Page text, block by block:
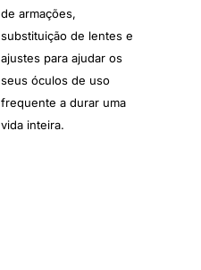
de armações,
substituição de lentes e
ajustes para ajudar os
seus óculos de uso
frequente a durar uma
vida inteira.